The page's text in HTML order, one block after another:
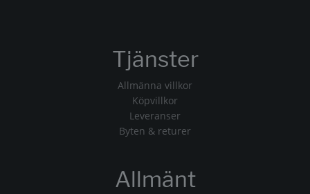
Tjänster
Allmänna villkor
Köpvillkor
Leveranser
Byten & returer
Allmänt